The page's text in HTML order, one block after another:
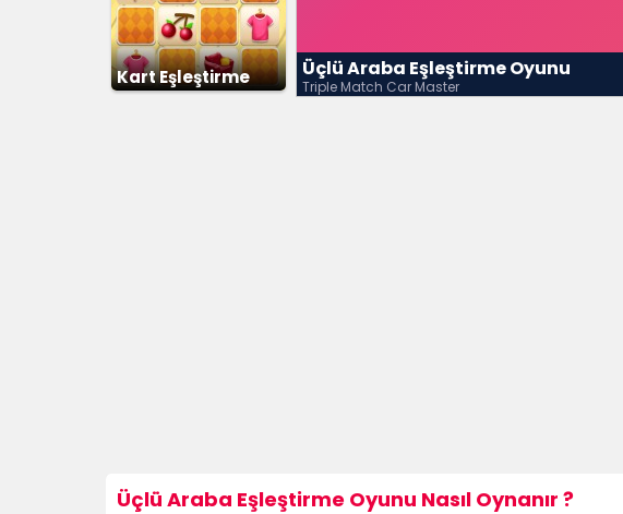
Kart Eşleştirme Üçlü Araba Eşleştirme Oyunu
Triple Match Car Master
Üçlü Araba Eşleştirme Oyunu Nasıl Oynanır ?